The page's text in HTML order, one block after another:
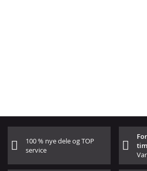
100 % nye dele og TOP
service